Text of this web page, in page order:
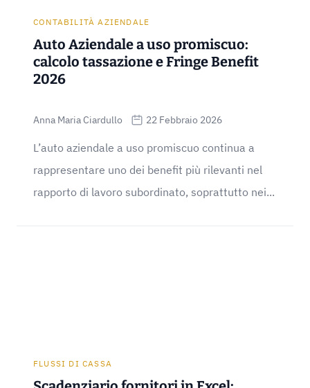
CONTABILITÀ AZIENDALE
Auto Aziendale a uso promiscuo:
calcolo tassazione e Fringe Benefit
2026
Anna Maria Ciardullo 22 Febbraio 2026
L’auto aziendale a uso promiscuo continua a
rappresentare uno dei benefit più rilevanti nel
rapporto di lavoro subordinato, soprattutto nei...
FLUSSI DI CASSA